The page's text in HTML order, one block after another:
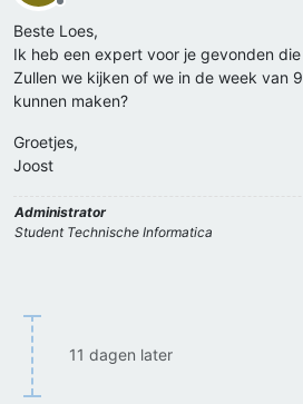
Offline
Beste Loes,
Ik heb een expert voor je gevonden
Zullen we kijken of we in de week van
kunnen maken?
Groetjes,
Joost
Administrator
Student Technische Informatica
11 dagen later